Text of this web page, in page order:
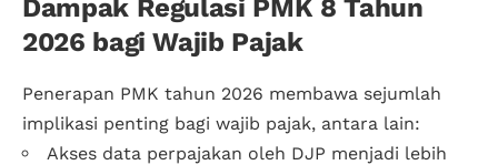
Dampak Regulasi PMK 8 Tahun
2026 bagi Wajib Pajak
Penerapan PMK tahun 2026 membawa sejumlah
implikasi penting bagi wajib pajak, antara lain:
Akses data perpajakan oleh DJP menjadi lebih